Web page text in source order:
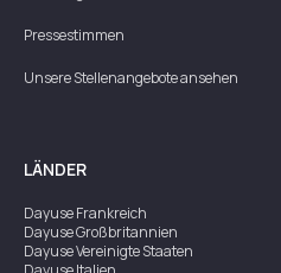
Pressestimmen
Unsere Stellenangebote ansehen
LÄNDER
DayuseFrankreich
DayuseGroßbritannien
DayuseVereinigte Staaten